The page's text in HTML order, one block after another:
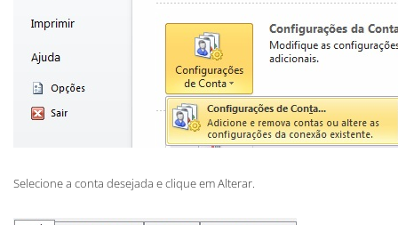
Selecione a conta desejada e clique em Alterar.